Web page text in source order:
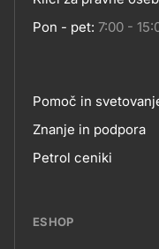
Pon - pet: 7:00 -
Footer
links
Pomoč in
Znanje in podpora
Petrol ceniki
ESHOP